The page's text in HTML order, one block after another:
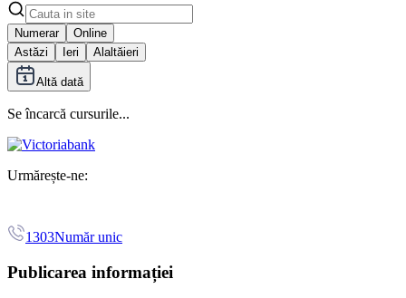
Numerar
Online
Astăzi
Ieri Alaltăieri
Altă dată
Se încarcă cursurile...
Urmărește-ne:
1303Număr unic
Publicarea informației